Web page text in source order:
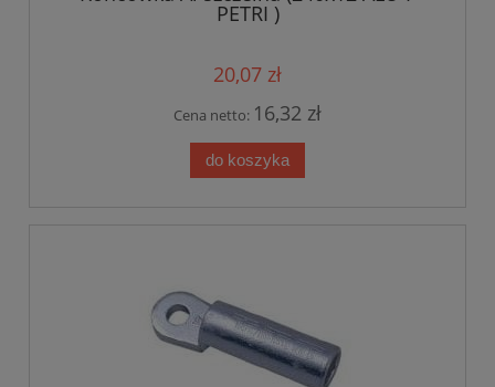
PETRI )
20,07 zł
Cena netto: 16,32 zł
do koszyka